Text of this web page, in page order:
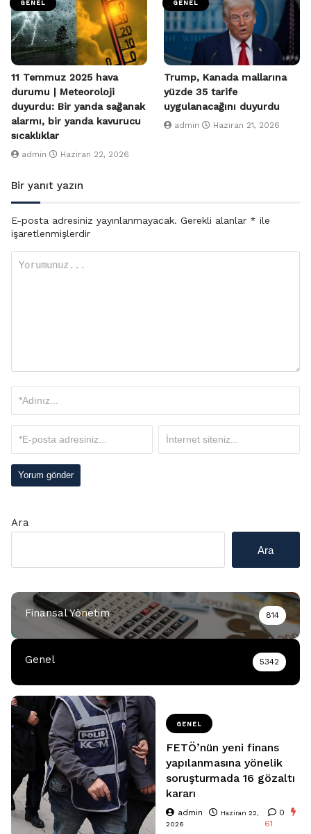
GENEL
11 Temmuz 2025 hava
durumu | Meteoroloji
duyurdu: Bir yanda sağanak
alarmı, bir yanda kavurucu
sıcaklıklar
admin Haziran 22, 2026
GENEL
Trump, Kanada mallarına
yüzde 35 tarife
uygulanacağını duyurdu
admin Haziran 21, 2026
Bir yanıt yazın
E-posta adresiniz yayınlanmayacak. Gerekli alanlar * ile
işaretlenmişlerdir
Ara
Ara
Finansal Yönetim 814
Genel 5342
GENEL
FETÖ’nün yeni finans
yapılanmasına yönelik
soruşturmada 16 gözaltı
kararı
admin
Haziran 22,
2026
0
61